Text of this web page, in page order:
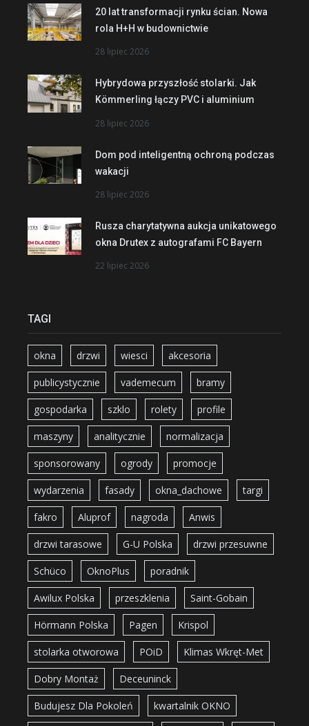
20 lat transformacji rynku ścian. Nowa
rola H+H w budownictwie
28 lipiec 2026
Hybrydowa przyszłość stolarki. Jak
Kömmerling łączy PVC i aluminium
28 lipiec 2026
Dom pod inteligentną ochroną podczas
wakacji
28 lipiec 2026
Rusza charytatywna aukcja unikatowego
okna Drutex z autografami FC Bayern
22 lipiec 2026
TAGI
okna drzwi wiesci akcesoria
publicystycznie vademecum bramy
gospodarka szklo rolety profile
maszyny analitycznie normalizacja
sponsorowany ogrody promocje
wydarzenia fasady okna_dachowe targi
fakro Aluprof nagroda Anwis
drzwi tarasowe G-U Polska drzwi przesuwne
Schüco OknoPlus poradnik
Awilux Polska przeszklenia Saint-Gobain
Hörmann Polska Pagen Krispol
stolarka otworowa POiD Klimas Wkręt-Met
Dobry Montaż Deceuninck
Budujesz Dla Pokoleń kwartalnik OKNO